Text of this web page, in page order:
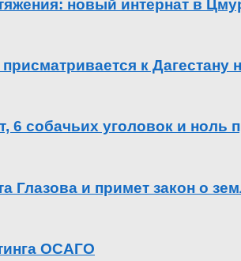
новый интернат в
к Дагестану
6 собачьих уголовок и ноль
Глазова и примет закон о
ОСАГО